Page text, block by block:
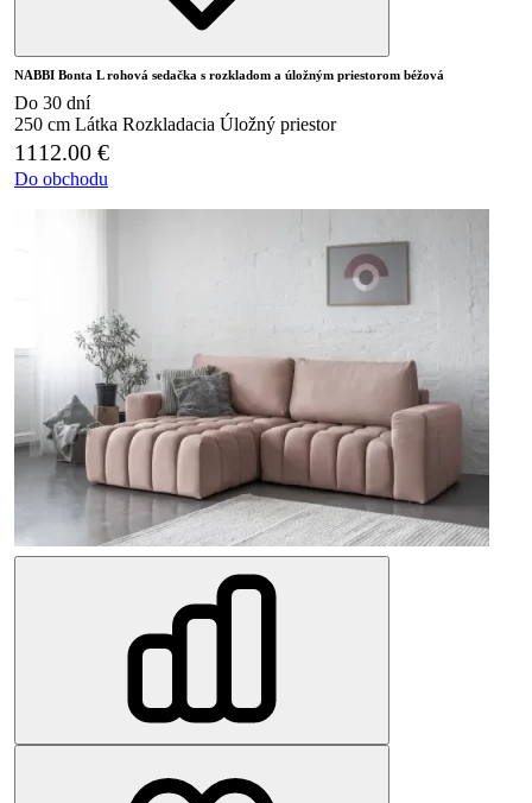
NABBI Bonta L rohová sedačka s rozkladom a úložným priestorom béžová
Do 30 dní
250 cm Látka Rozkladacia Úložný priestor
1112.00 €
Do obchodu